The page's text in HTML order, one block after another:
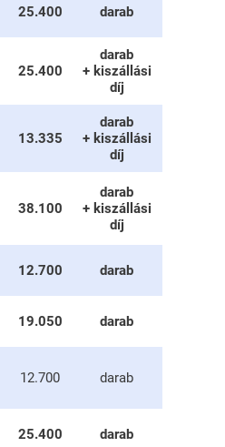
25.400 darab
25.400
darab
+ kiszállási
díj
13.335
darab
+ kiszállási
díj
38.100
darab
+ kiszállási
díj
12.700 darab
19.050 darab
12.700 darab
25.400 darab